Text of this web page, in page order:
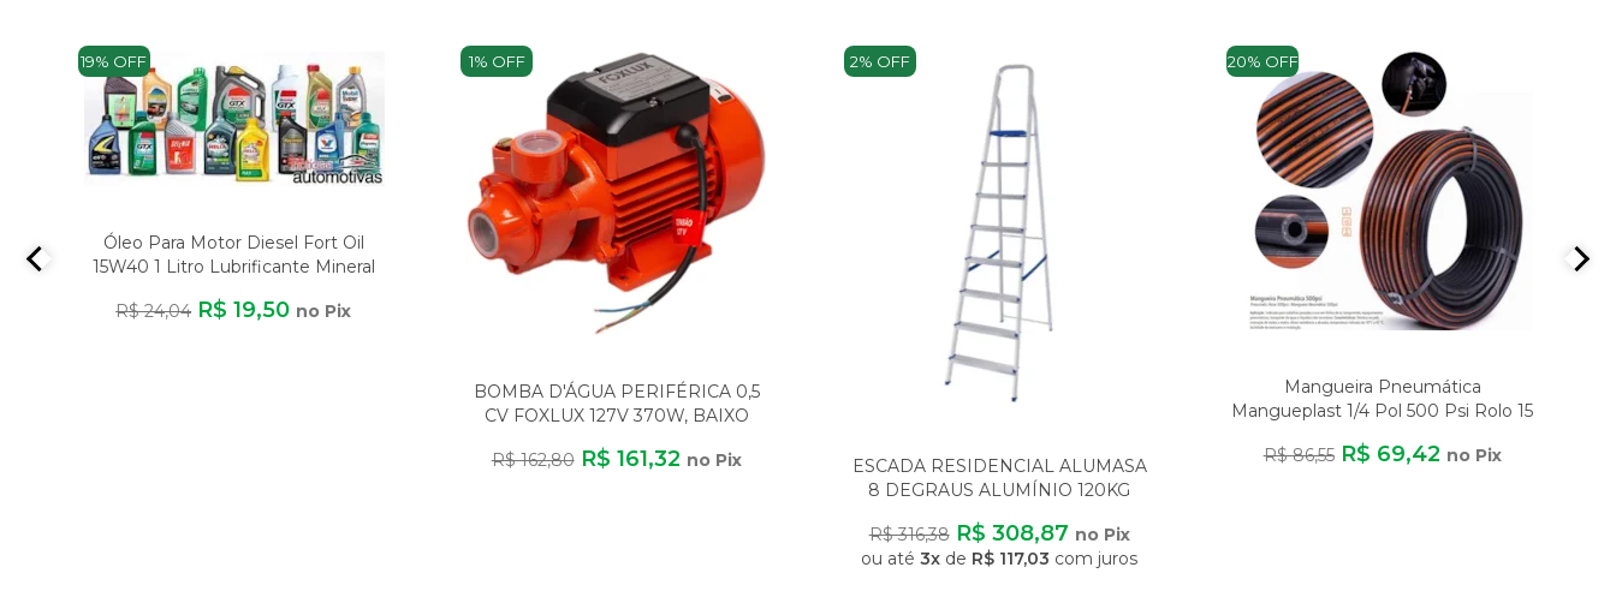
19% OFF
Óleo Para Motor Diesel Fort Oil
15W40 1 Litro Lubrificante Mineral
R$ 24,04 R$ 19,50 no Pix
1% OFF
BOMBA D'ÁGUA PERIFÉRICA 0,5
CV FOXLUX 127V 370W, BAIXO
R$ 162,80 R$ 161,32 no Pix
2% OFF
ESCADA RESIDENCIAL ALUMASA
8 DEGRAUS ALUMÍNIO 120KG
R$ 316,38 R$ 308,87 no Pix
ou até3x de R$ 117,03 com juros
20% OFF
Mangueira Pneumática
Mangueplast 1/4 Pol 500 Psi Rolo 15
R$ 86,55 R$ 69,42 no Pix